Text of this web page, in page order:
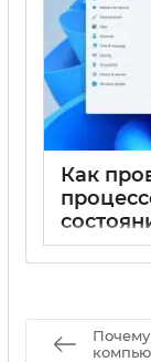
Как
Почему